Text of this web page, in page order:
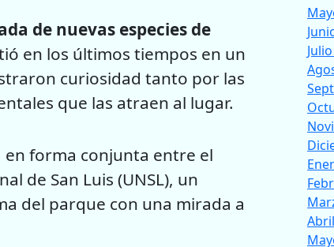
de nuevas especies de
en los últimos tiempos en un
curiosidad tanto por las
que las atraen al lugar.
en forma conjunta entre el
de San Luis (UNSL), un
del parque con una mirada a